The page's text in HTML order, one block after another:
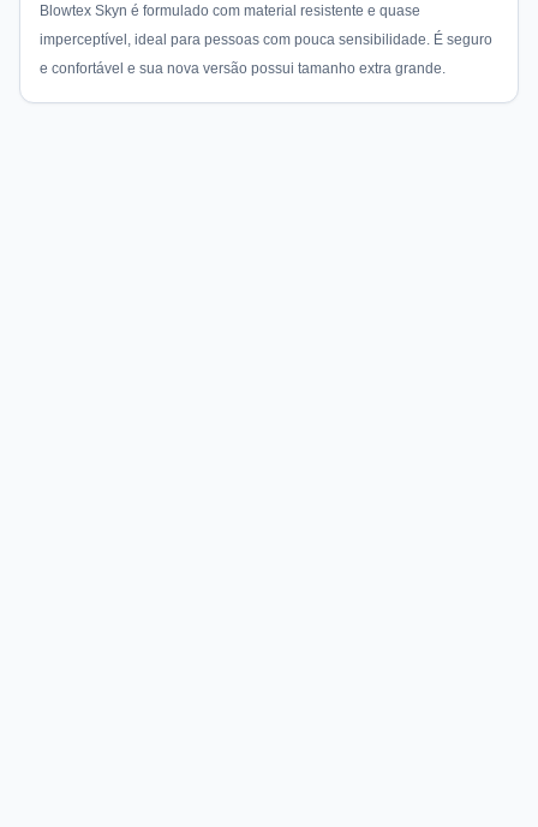
Blowtex Skyn é formulado com material resistente e quase
imperceptível, ideal para pessoas com pouca sensibilidade. É seguro
e confortável e sua nova versão possui tamanho extra grande.